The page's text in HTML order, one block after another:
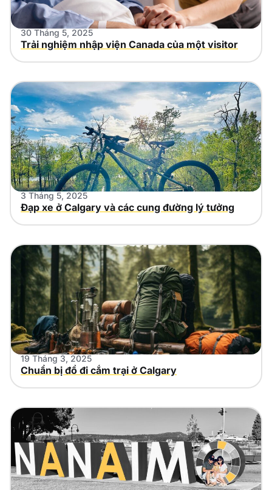
30 Tháng 5, 2025
Trải nghiệm nhập viện Canada của một visitor
3 Tháng 5, 2025
Đạp xe ở Calgary và các cung đường lý tưởng
19 Tháng 3, 2025
Chuẩn bị đồ đi cắm trại ở Calgary